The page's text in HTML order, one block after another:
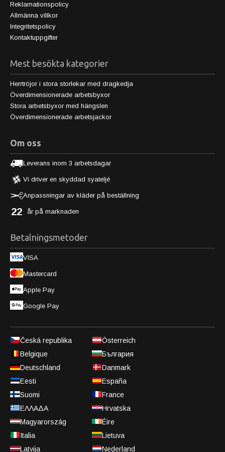
Reklamationspolicy
Allmänna villkor
Integritetspolicy
Kontaktuppgifter
Mest besökta kategorier
Herrtröjor i stora storlekar med dragkedja
Överdimensionerade arbetsbyxor
Stora arbetsbyxor med hängslen
Överdimensionerade arbetsjackor
Om oss
Leverans inom 3 arbetsdagar
Vi driver en skyddad syateljé
Anpassningar av kläder på beställning
22 år på marknaden
Betalningsmetoder
VISA
Mastercard
Apple Pay
Google Pay
Česká republika
Österreich
Belgique
България
Deutschland
Danmark
Eesti
España
Suomi
France
ΕΛΛΑΔΑ
Hrvatska
Magyarország
Éire
Italia
Lietuva
Latvija
Nederland